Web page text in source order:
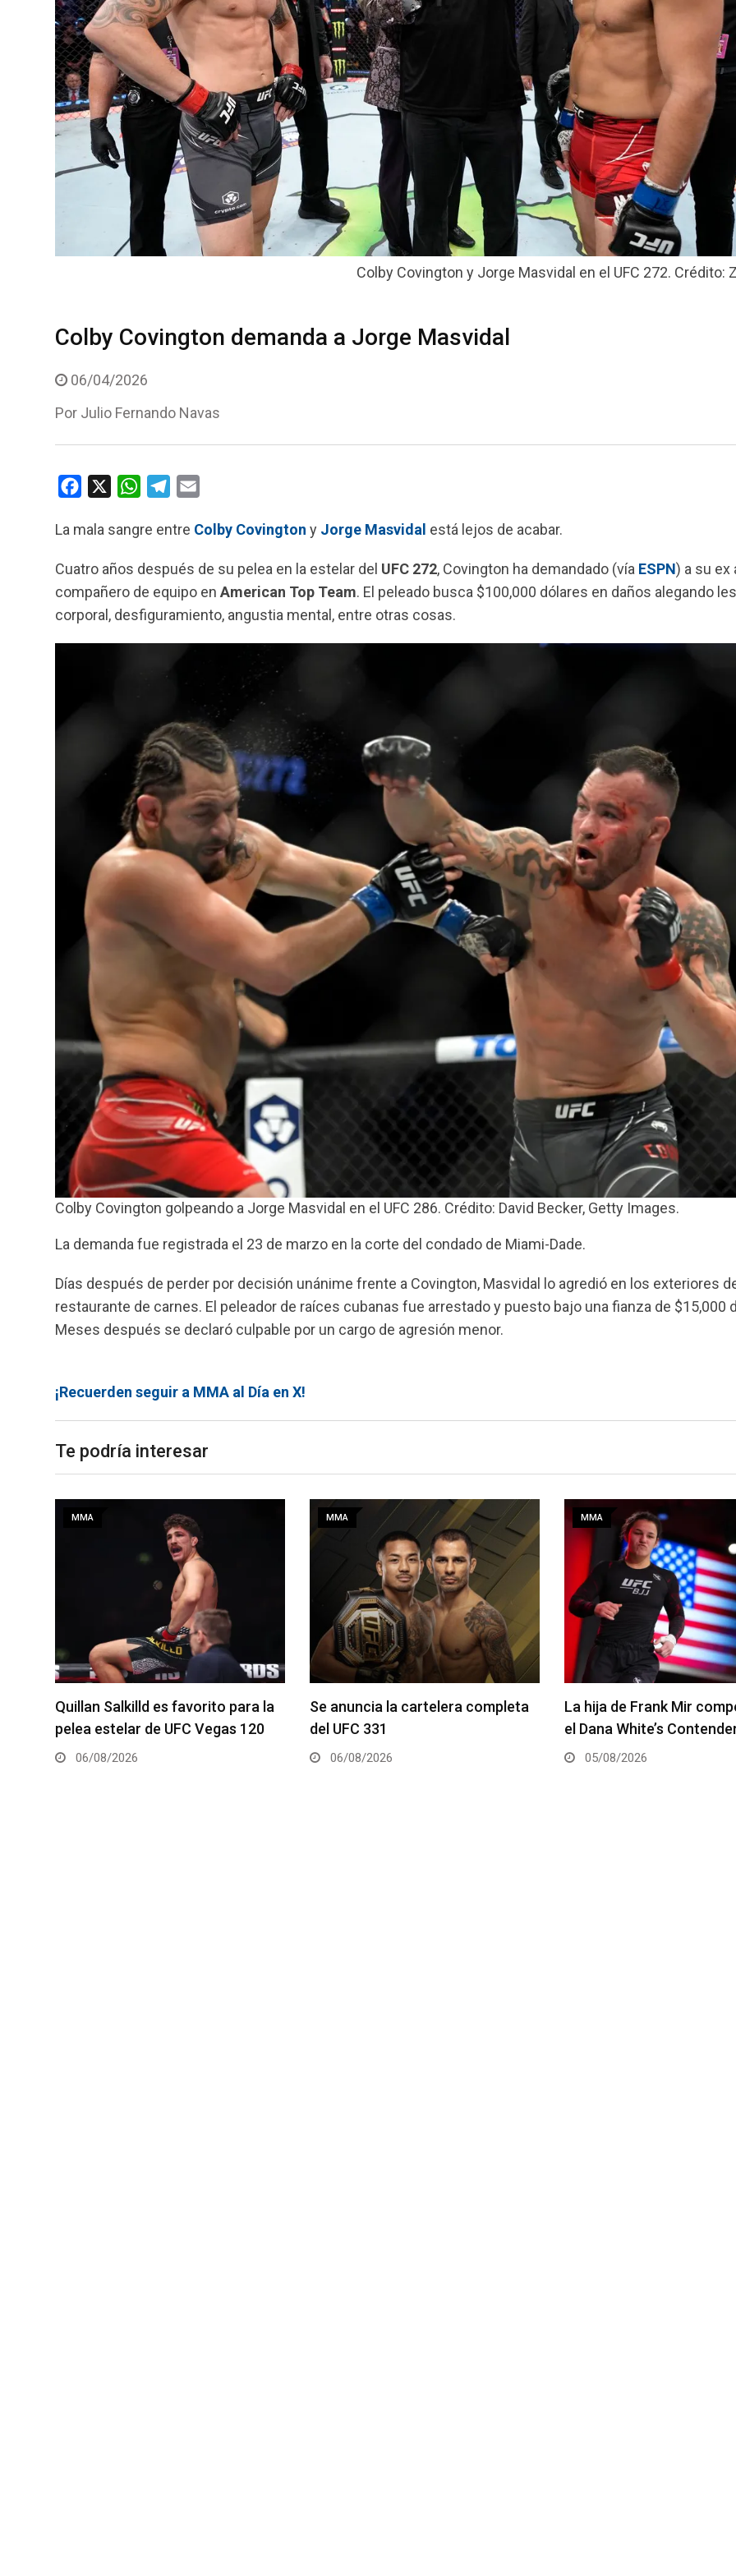
Colby Covington y Jorge Masvidal en el UFC 272. Crédito:
Colby Covington demanda a Jorge Masvidal
06/04/2026
Por Julio Fernando Navas
c
b
o
o
k
W
a
s
A
p
p
l
g
r
a
m
a
l
La mala sangre entre Colby Covington y Jorge Masvidal está lejos de acabar.
Cuatro años después de su pelea en la estelar del UFC 272, Covington ha demandado (vía ESPN) a su ex
compañero de equipo en American Top Team. El peleado busca $100,000 dólares en daños alegando
corporal, desfiguramiento, angustia mental, entre otras cosas.
Colby Covington golpeando a Jorge Masvidal en el UFC 286. Crédito: David Becker, Getty Images.
La demanda fue registrada el 23 de marzo en la corte del condado de Miami-Dade.
Días después de perder por decisión unánime frente a Covington, Masvidal lo agredió en los exteriores
restaurante de carnes. El peleador de raíces cubanas fue arrestado y puesto bajo una fianza de $15,000
Meses después se declaró culpable por un cargo de agresión menor.
¡Recuerden seguir a MMA al Día en X!
Te podría interesar
MMA
Se anuncia la cartelera completa
del UFC 331
06/08/2026
MMA
La hija de Frank Mir competirá en
el Dana White’s Contender Series
05/08/2026
MMA
Joshua Van vs. Alexandre
2 será la pelea estelar del
05/08/2026